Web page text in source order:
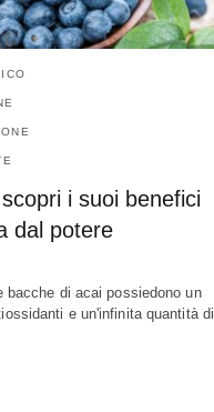
i suoi benefici
dal potere
bacche di acai possiedono un
e un'infinita quantità di